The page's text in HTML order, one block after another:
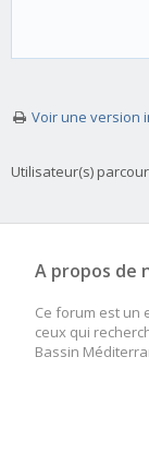
Voir une version
Utilisateur(s)
A propos de
Ce forum est un
ceux qui
Bassin